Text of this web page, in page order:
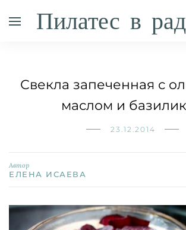
Пилатес в
Свекла запеченная с
маслом и
23.12.2014
Автор
ЕЛЕНА ИСАЕВА